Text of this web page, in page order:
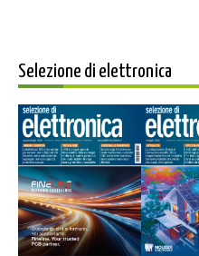
Selezione di elettronica